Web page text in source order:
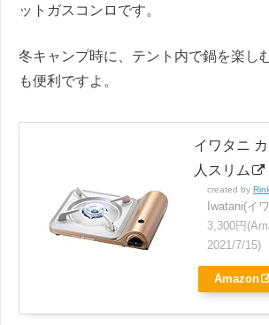
ットガスコンロです。
冬キャンプ時に、テント内で鍋を楽し
も便利ですよ。
イワタニ
人スリム
created by
Iwatani(イ
3,300円
2021/7/15)
Amazon